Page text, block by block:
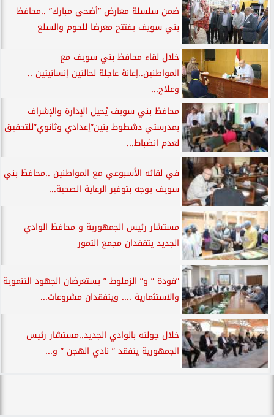
ضمن سلسلة معارض ”أضحى مبارك” ..محافظ
بني سويف يفتتح معرضا للحوم والسلع
خلال لقاء محافظ بني سويف مع
المواطنين..إعانة عاجلة لحالتين إنسانيتين ..
وعلاج...
محافظ بني سويف يُحيل الإدارة والإشراف
بمدرستي دشطوط بنين”إعدادي وثانوي”للتحقيق
لعدم انضباط...
في لقائه الأسبوعي مع المواطنين ..محافظ بني
سويف يوجه بتوفير الرعاية الصحية...
مستشار رئيس الجمهورية و محافظ الوادي
الجديد يتفقدان مجمع التمور
”فودة ” و” الزملوط ” يستعرضان الجهود التنموية
والاستثمارية .... ويتفقدان مشروعات...
خلال جولته بالوادي الجديد..مستشار رئيس
الجمهورية يتفقد ” نادي الهجن ” و...